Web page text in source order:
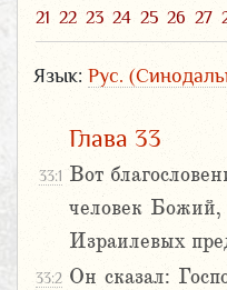
21 22 23 24 25 26 27
Язык: Рус.
Глава 33
33:1 Вот
человек Божий,
Израилевых
33:2 Он сказал: